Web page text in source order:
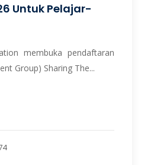
Untuk Pelajar-
membuka pendaftaran
Group) Sharing The...